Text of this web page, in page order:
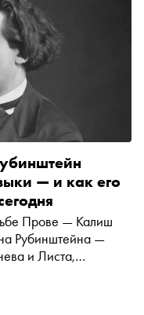
— и как его
Прове — Калиш
Рубинштейна —
и Листа,
остался